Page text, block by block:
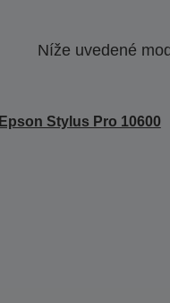
Níže uvedené
Epson Stylus Pro 10600